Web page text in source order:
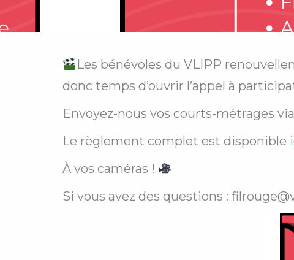
Les bénévoles du VLIPP
donc temps d’ouvrir l’appel à
Envoyez-nous vos courts-métrages
Le règlement complet est disponible
À vos caméras !
Si vous avez des questions :